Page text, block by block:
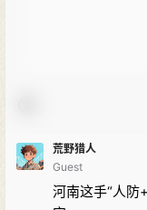
荒野猎人
Guest
河南这手“人防